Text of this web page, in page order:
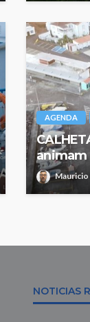
AGENDA
animam
Mauricio
NOTICIAS